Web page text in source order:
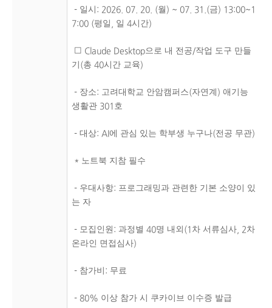
- 일시 : 2026. 07. 20. (월 ) ~ 07. 31.(금) 13:00~1
7:00 (평일 , 일 4시간)
☐ Claude Desktop으로 내 전공/작업 도구 만들
기 (총 40시간 교육)
- 장소: 고려대학교 안암캠퍼스(자연계 ) 애기능
생활관 301 호
- 대상: AI 에 관심 있는 학부생 누구나(전공 무관)
* 노트북 지참 필수
- 우대사항: 프로그래밍과 관련한 기본 소양이 있
는 자
- 모집인원 : 과정별 40명 내외 (1 차 서류심사, 2차
온라인 면접심사)
- 참가비 : 무료
- 80% 이상 참가 시 쿠카이브 이수증 발급